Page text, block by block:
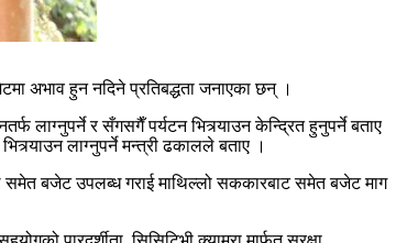
अभाव हुन नदिने प्रतिबद्धता जनाएका छन् ।
लाग्नुपर्ने र सँगसगैँ पर्यटन भित्र्याउन केन्द्रित हुनुपर्ने बताए
लाग्नुपर्ने मन्त्री ढकालले बताए ।
समेत बजेट उपलब्ध गराई माथिल्लो सककारबाट समेत बजेट माग